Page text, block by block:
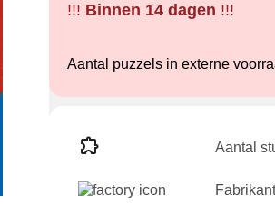
!!! Binnen 14 dagen !!!
Aantal puzzels in externe
Aantal